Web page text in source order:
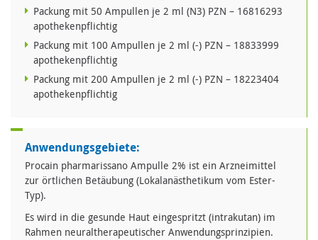
Packung mit 50 Ampullen je 2 ml (N3) PZN – 16816293
apothekenpflichtig
Packung mit 100 Ampullen je 2 ml (-) PZN – 18833999
apothekenpflichtig
Packung mit 200 Ampullen je 2 ml (-) PZN – 18223404
apothekenpflichtig
Anwendungsgebiete:
Procain pharmarissano Ampulle 2% ist ein Arzneimittel
zur örtlichen Betäubung (Lokalanästhetikum vom Ester-
Typ).
Es wird in die gesunde Haut eingespritzt (intrakutan) im
Rahmen neuraltherapeutischer Anwendungsprinzipien.